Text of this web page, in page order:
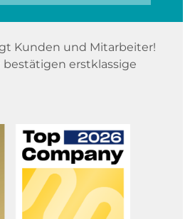
Kunden und Mitarbeiter!
erstklassige